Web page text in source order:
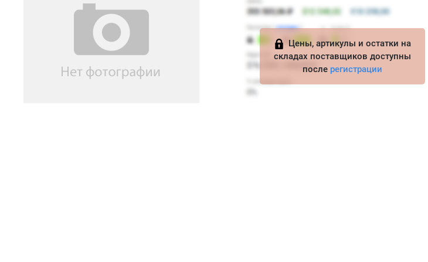
Цены, артикулы и остатки на
складах поставщиков доступны
после регистрации